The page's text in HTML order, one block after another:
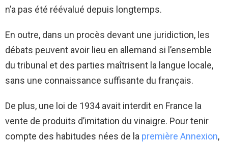
n’a pas été réévalué depuis longtemps.
En outre, dans un procès devant une juridiction, les
débats peuvent avoir lieu en allemand si l’ensemble
du tribunal et des parties maîtrisent la langue locale,
sans une connaissance suffisante du français.
De plus, une loi de 1934 avait interdit en France la
vente de produits d’imitation du vinaigre. Pour tenir
compte des habitudes nées de la première Annexion,